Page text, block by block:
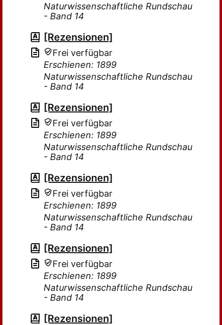
Naturwissenschaftliche Rundschau
- Band 14
[Rezensionen]
Frei verfügbar
Erschienen: 1899
Naturwissenschaftliche Rundschau
- Band 14
[Rezensionen]
Frei verfügbar
Erschienen: 1899
Naturwissenschaftliche Rundschau
- Band 14
[Rezensionen]
Frei verfügbar
Erschienen: 1899
Naturwissenschaftliche Rundschau
- Band 14
[Rezensionen]
Frei verfügbar
Erschienen: 1899
Naturwissenschaftliche Rundschau
- Band 14
[Rezensionen]